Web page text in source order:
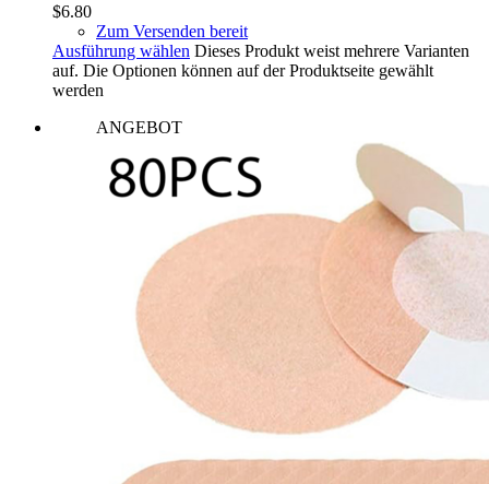
$6.80
Zum Versenden bereit
Ausführung wählen Dieses Produkt weist mehrere Varianten
auf. Die Optionen können auf der Produktseite gewählt
werden
ANGEBOT